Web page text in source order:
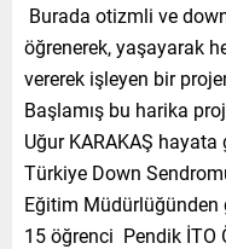
Burada otizmli ve
öğrenerek, yaşayarak
vererek işleyen bir
Başlamış bu harika
Uğur KARAKAŞ
Türkiye Down
Eğitim Müdürlüğünden
15 öğrenci Pendik İTO